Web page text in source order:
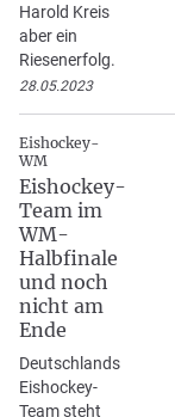
Harold Kreis
aber ein
Riesenerfolg.
28.05.2023
Eishockey-
WM
Eishockey-
Team im
WM-
Halbfinale
und noch
nicht am
Ende
Deutschlands
Eishockey-
Team steht